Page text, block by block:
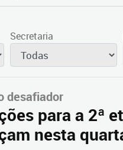
Secretaria
desafiador
para a 2ª
nesta